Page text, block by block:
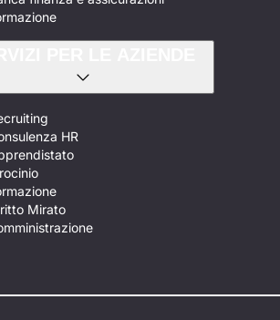
HR
Mirato